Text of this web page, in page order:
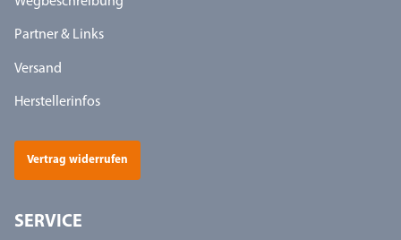
Partner & Links
Versand
Herstellerinfos
Vertrag widerrufen
SERVICE